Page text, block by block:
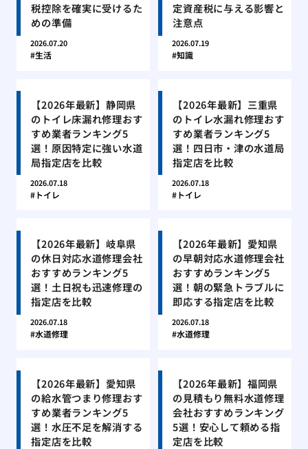
税控除を確実に受けるた
めの準備
2026.07.20
生活
定資産税に与える影響と
注意点
2026.07.19
知識
【2026年最新】静岡県
のトイレ床漏れ修理おす
すめ業者ランキング5
選！原因特定に強い水道
局指定店を比較
2026.07.18
トイレ
【2026年最新】三重県
のトイレ水漏れ修理おす
すめ業者ランキング5
選！四日市・津の水道局
指定店を比較
2026.07.18
トイレ
【2026年最新】岐阜県
の休日対応水道修理会社
おすすめランキング5
選！土日祝も迅速修理の
指定店を比較
2026.07.18
水道修理
【2026年最新】愛知県
の早朝対応水道修理会社
おすすめランキング5
選！朝の緊急トラブルに
即応する指定店を比較
2026.07.18
水道修理
【2026年最新】愛知県
の給水管つまり修理おす
すめ業者ランキング5
選！水圧不足を解消する
指定店を比較
【2026年最新】福岡県
の見積もり無料水道修理
会社おすすめランキング
5選！安心して頼める指
定店を比較